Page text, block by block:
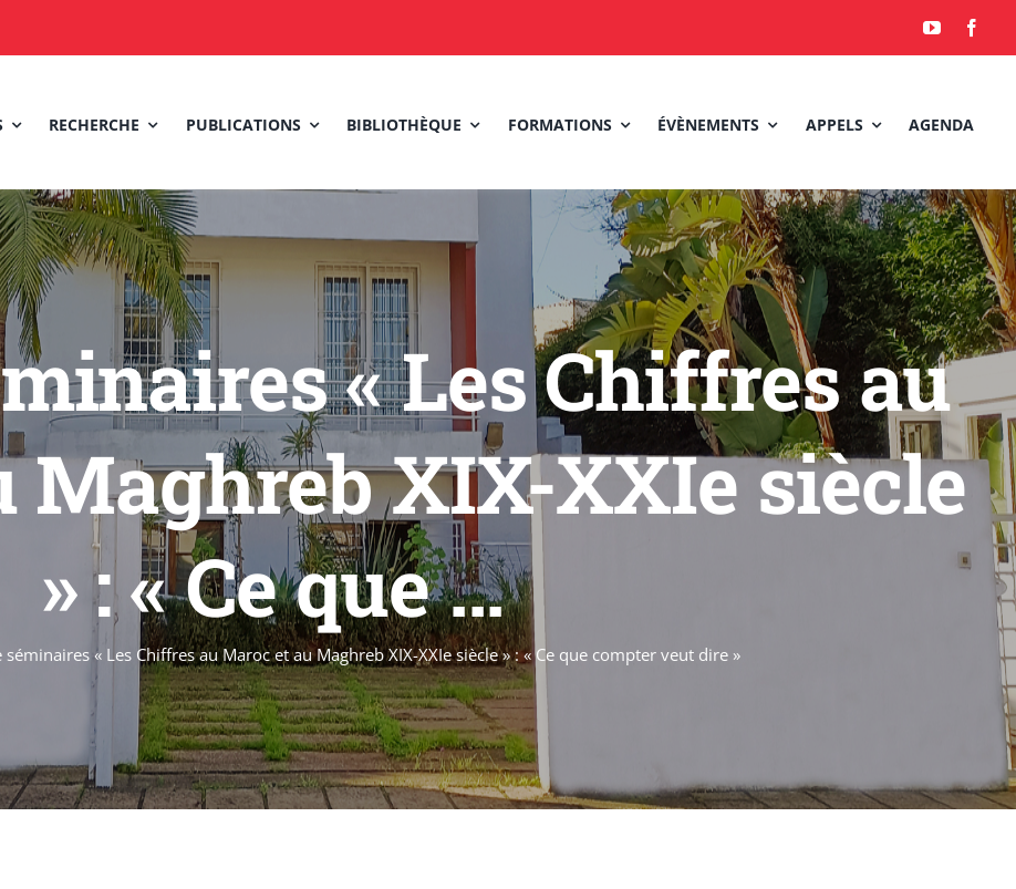
RECHERCHE PUBLICATIONS BIBLIOTHÈQUE FORMATIONS ÉVÈNEMENTS APPELS AGENDA
« Les Chiffres au
Maghreb XIX-XXIe siècle
» : « Ce que ...
séminaires « Les Chiffres au Maroc et au Maghreb XIX-XXIe siècle » : « Ce que compter veut dire »